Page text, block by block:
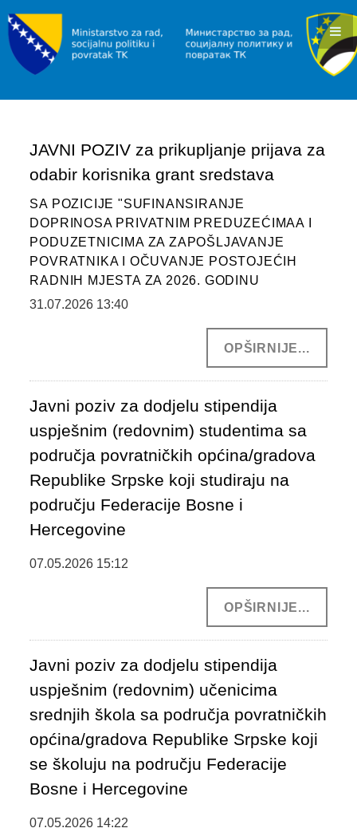
JAVNI POZIV za prikupljanje prijava za
odabir korisnika grant sredstava
SA POZICIJE "SUFINANSIRANJE
DOPRINOSA PRIVATNIM PREDUZEĆIMAA I
PODUZETNICIMA ZA ZAPOŠLJAVANJE
POVRATNIKA I OČUVANJE POSTOJEĆIH
RADNIH MJESTA ZA 2026. GODINU
31.07.2026 13:40
OPŠIRNIJE...
Javni poziv za dodjelu stipendija
uspješnim (redovnim) studentima sa
područja povratničkih općina/gradova
Republike Srpske koji studiraju na
području Federacije Bosne i
Hercegovine
07.05.2026 15:12
OPŠIRNIJE...
Javni poziv za dodjelu stipendija
uspješnim (redovnim) učenicima
srednjih škola sa područja povratničkih
općina/gradova Republike Srpske koji
se školuju na području Federacije
Bosne i Hercegovine
07.05.2026 14:22
OBAVJEŠTENJA I REZULTATI
RAD I ZAPOŠLJAVANJE
SLUŽBA ZA ZAPOŠLJAVANJE
POVRATAK
INFORMACIJE/PROGRAMI
JAVNI POZIVI
SOCIJALNA ZAŠTITA
DOKUMENTI
ZAKONI I PODZAKONSKI AKTI
OBRASCI
OSTALO
JAVNE NABAVKE
KONTAKT